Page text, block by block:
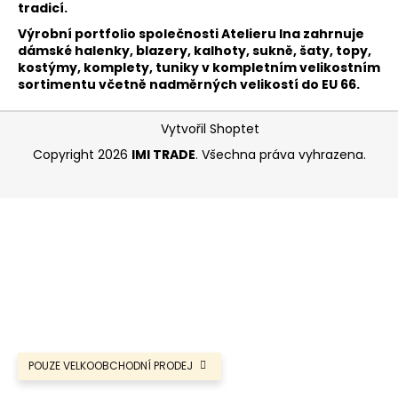
POUZE VELKOOBCHODNÍ PRODEJ
tradicí.
Výrobní portfolio společnosti Atelieru Ina zahrnuje
dámské halenky, blazery, kalhoty, sukně, šaty, topy,
kostýmy, komplety, tuniky v kompletním velikostním
sortimentu včetně nadměrných velikostí do EU 66.
a
j
í
t
?
Z
Vytvořil Shoptet
Copyright 2026 IMI TRADE. Všechna práva vyhrazena.